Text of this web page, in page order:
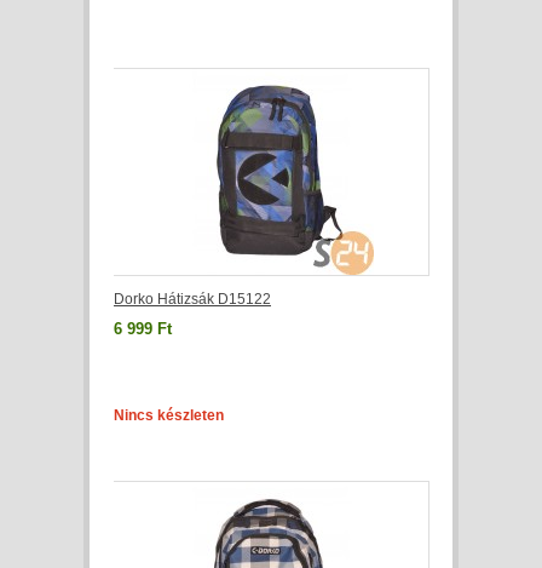
Dorko Hátizsák D15122
6 999 Ft
Nincs készleten